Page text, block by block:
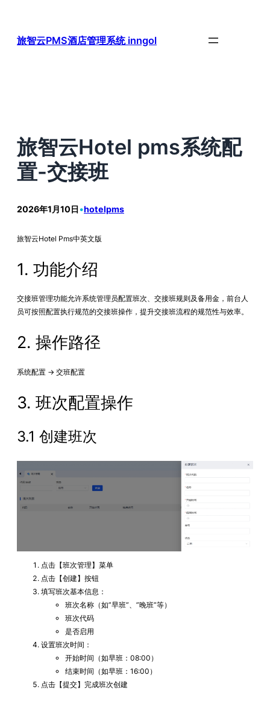
旅智云PMS酒店管理系统 inngol
旅智云Hotel pms系统配
置-交接班
2026年1月10日•hotelpms
旅智云Hotel Pms中英文版
1. 功能介绍
交接班管理功能允许系统管理员配置班次、交接班规则及备用金，前台人
员可按照配置执行规范的交接班操作，提升交接班流程的规范性与效率。
2. 操作路径
系统配置 → 交班配置
3. 班次配置操作
3.1 创建班次
点击【班次管理】菜单
点击【创建】按钮
填写班次基本信息：
班次名称（如”早班”、”晚班”等）
班次代码
是否启用
设置班次时间：
开始时间（如早班：08:00）
结束时间（如早班：16:00）
点击【提交】完成班次创建